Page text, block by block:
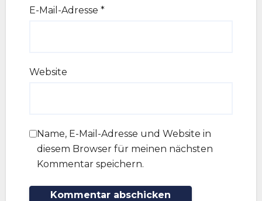
E-Mail-Adresse *
Website
Name, E-Mail-Adresse und Website in
diesem Browser für meinen nächsten
Kommentar speichern.